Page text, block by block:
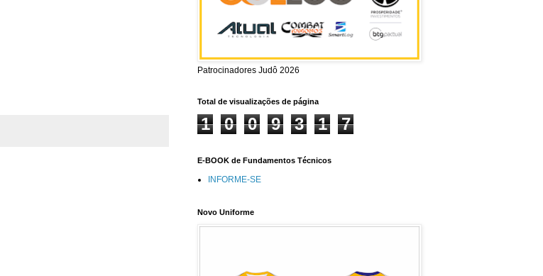
Patrocinadores Judô 2026
Total de visualizações de página
1 0 0 9 3 1 7
E-BOOK de Fundamentos Técnicos
INFORME-SE
Novo Uniforme